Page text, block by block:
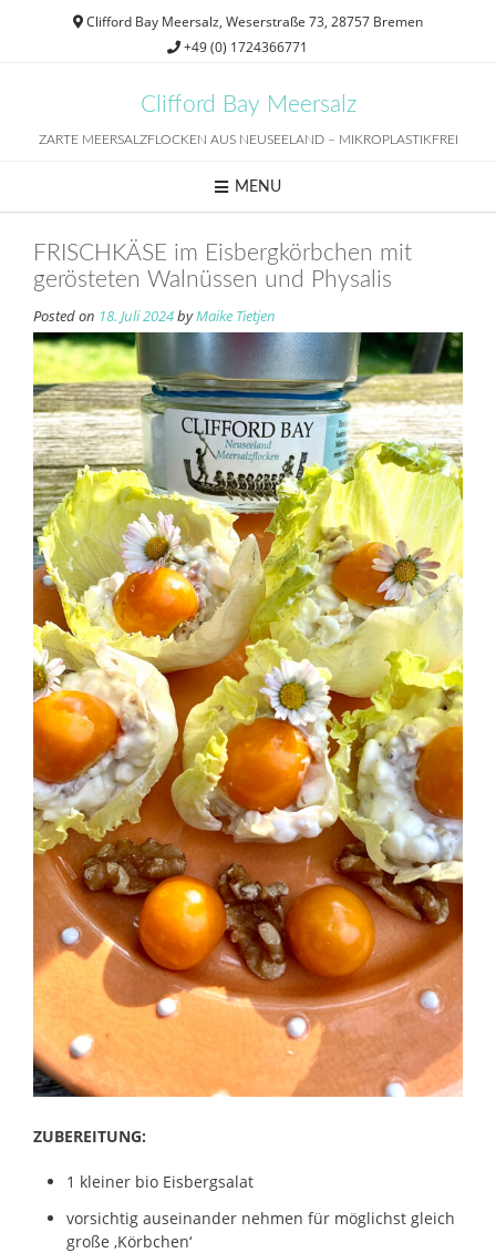
Clifford Bay Meersalz, Weserstraße 73, 28757 Bremen
+49 (0) 1724366771
Clifford Bay Meersalz
ZARTE MEERSALZFLOCKEN AUS NEUSEELAND – MIKROPLASTIKFREI
MENU
FRISCHKÄSE im Eisbergkörbchen mit
gerösteten Walnüssen und Physalis
Posted on 18. Juli 2024byMaike Tietjen
ZUBEREITUNG:
1 kleiner bio Eisbergsalat
vorsichtig auseinander nehmen für möglichst gleich
große ‚Körbchen‘